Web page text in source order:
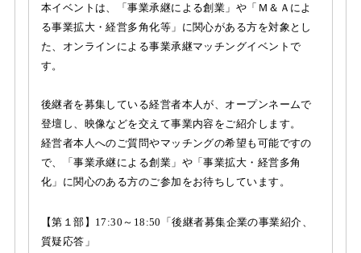
本イベントは、「事業承継による創業」や「Ｍ＆Ａによ
る事業拡大・経営多角化等」に関心がある方を対象とし
た、オンラインによる事業承継マッチングイベントで
す。
後継者を募集している経営者本人が、オープンネームで
登壇し、映像などを交えて事業内容をご紹介します。
経営者本人へのご質問やマッチングの希望も可能ですの
で、「事業承継による創業」や「事業拡大・経営多角
化」に関心のある方のご参加をお待ちしています。
【第１部】17:30～18:50「後継者募集企業の事業紹介、
質疑応答」